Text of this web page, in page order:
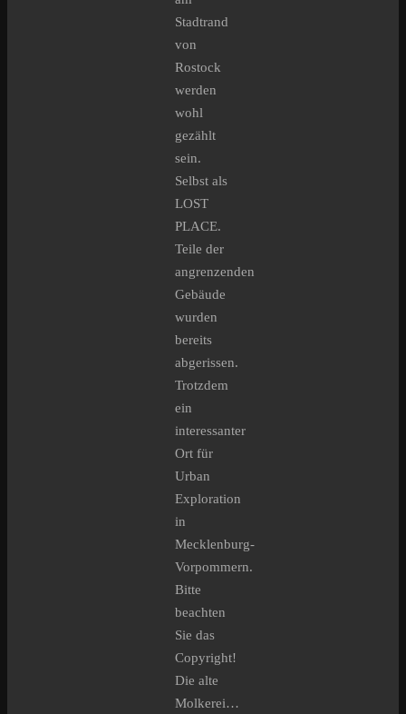
Stadtrand
von
Rostock
werden
wohl
gezählt
sein.
Selbst als
LOST
PLACE.
Teile der
angrenzenden
Gebäude
wurden
bereits
abgerissen.
Trotzdem
ein
interessanter
Ort für
Urban
Exploration
in
Mecklenburg-
Vorpommern.
Bitte
beachten
Sie das
Copyright!
Die alte
Molkerei…